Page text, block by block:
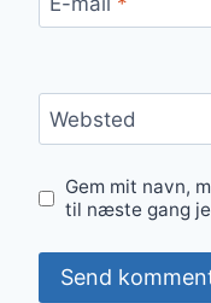
Websted
Gem mit navn,
til næste gang